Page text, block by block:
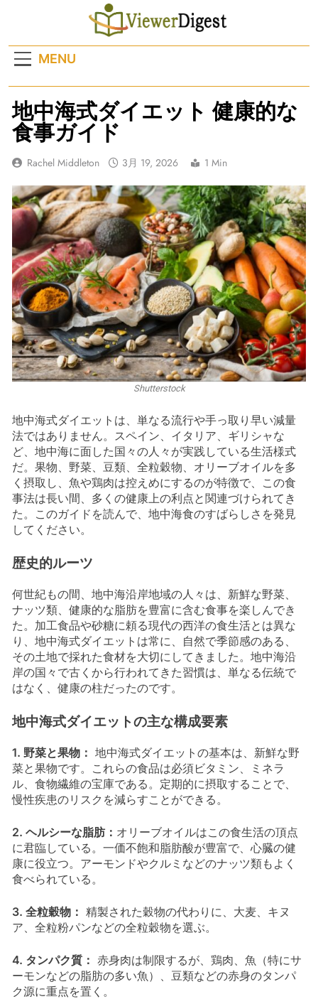
MENU
地中海式ダイエット 健康的な
食事ガイド
Rachel Middleton 3月 19, 2026 1 Min
Shutterstock
地中海式ダイエットは、単なる流行や手っ取り早い減量
法ではありません。スペイン、イタリア、ギリシャな
ど、地中海に面した国々の人々が実践している生活様式
だ。果物、野菜、豆類、全粒穀物、オリーブオイルを多
く摂取し、魚や鶏肉は控えめにするのが特徴で、この食
事法は長い間、多くの健康上の利点と関連づけられてき
た。このガイドを読んで、地中海食のすばらしさを発見
してください。
歴史的ルーツ
何世紀もの間、地中海沿岸地域の人々は、新鮮な野菜、
ナッツ類、健康的な脂肪を豊富に含む食事を楽しんでき
た。加工食品や砂糖に頼る現代の西洋の食生活とは異な
り、地中海式ダイエットは常に、自然で季節感のある、
その土地で採れた食材を大切にしてきました。地中海沿
岸の国々で古くから行われてきた習慣は、単なる伝統で
はなく、健康の柱だったのです。
地中海式ダイエットの主な構成要素
1. 野菜と果物： 地中海式ダイエットの基本は、新鮮な野
菜と果物です。これらの食品は必須ビタミン、ミネラ
ル、食物繊維の宝庫である。定期的に摂取することで、
慢性疾患のリスクを減らすことができる。
2. ヘルシーな脂肪： オリーブオイルはこの食生活の頂点
に君臨している。一価不飽和脂肪酸が豊富で、心臓の健
康に役立つ。アーモンドやクルミなどのナッツ類もよく
食べられている。
3. 全粒穀物： 精製された穀物の代わりに、大麦、キヌ
ア、全粒粉パンなどの全粒穀物を選ぶ。
4. タンパク質： 赤身肉は制限するが、鶏肉、魚（特にサ
ーモンなどの脂肪の多い魚）、豆類などの赤身のタンパ
ク源に重点を置く。